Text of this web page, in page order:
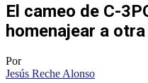
El cameo de C-
homenajear a
Por
Jesús Reche Alonso